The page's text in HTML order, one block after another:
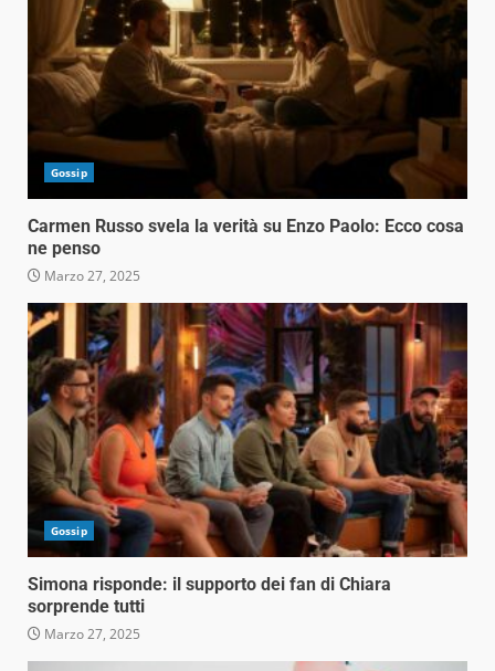
Gossip
Carmen Russo svela la verità su Enzo Paolo: Ecco cosa
ne penso
Marzo 27, 2025
Gossip
Simona risponde: il supporto dei fan di Chiara
sorprende tutti
Marzo 27, 2025